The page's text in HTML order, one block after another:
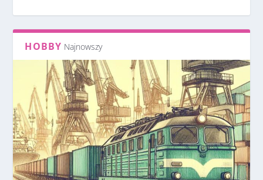
HOBBY Najnowszy